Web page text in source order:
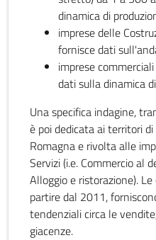
dinamica di
imprese delle
fornisce dati
imprese
dati sulla dinamica
Una specifica indagine,
è poi dedicata ai territori
Romagna e rivolta alle
Servizi (i.e. Commercio al
Alloggio e ristorazione).
partire dal 2011,
tendenziali circa le
giacenze.